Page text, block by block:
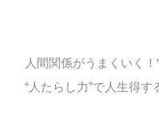
人間関係がうまくいく
“人たらし力”で人生得